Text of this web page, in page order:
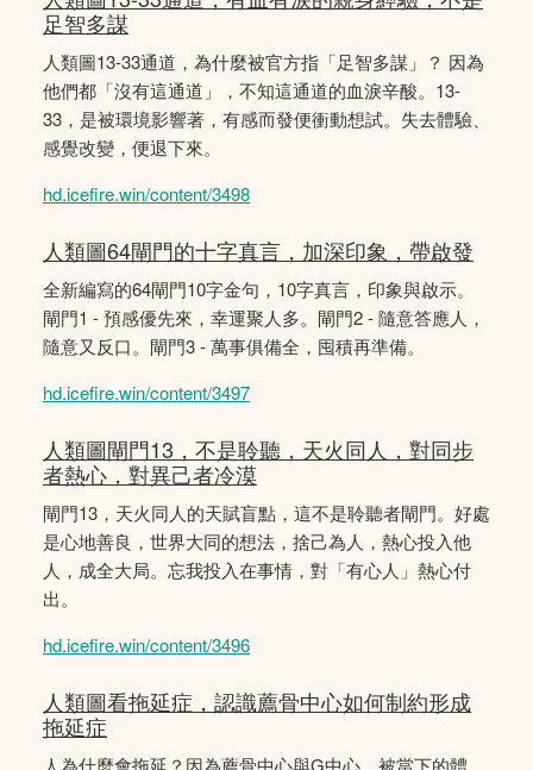
足智多謀
人類圖13-33通道，為什麼被官方指「足智多謀」？ 因為
他們都「沒有這通道」，不知這通道的血淚辛酸。13-
33，是被環境影響著，有感而發便衝動想試。失去體驗、
感覺改變，便退下來。
hd.icefire.win/content/3498
人類圖64閘門的十字真言，加深印象，帶啟發
全新編寫的64閘門10字金句，10字真言，印象與啟示。
閘門1 - 預感優先來，幸運聚人多。閘門2 - 隨意答應人，
隨意又反口。閘門3 - 萬事俱備全，囤積再準備。
hd.icefire.win/content/3497
人類圖閘門13，不是聆聽，天火同人，對同步
者熱心，對異己者冷漠
閘門13，天火同人的天賦盲點，這不是聆聽者閘門。好處
是心地善良，世界大同的想法，捨己為人，熱心投入他
人，成全大局。忘我投入在事情，對「有心人」熱心付
出。
hd.icefire.win/content/3496
人類圖看拖延症，認識薦骨中心如何制約形成
拖延症
人為什麼會拖延？因為薦骨中心與G中心，被當下的體